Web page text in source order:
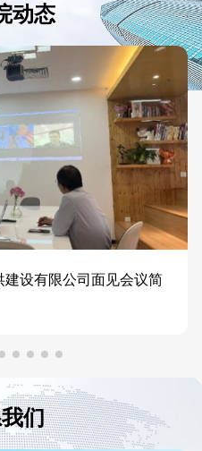
动态
设有限公司面见会议简
们